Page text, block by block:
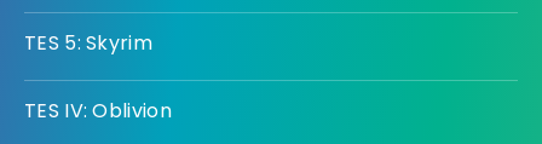
TES 5: Skyrim
TES IV: Oblivion